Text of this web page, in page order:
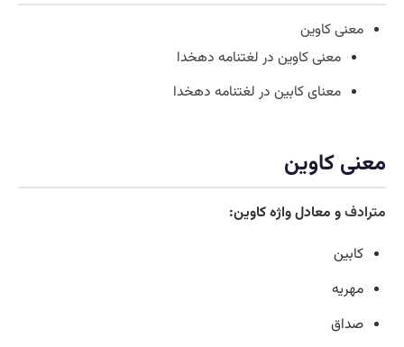
معنی کاوین
معنی کاوین در لغتنامه دهخدا
معنای کابین در لغتنامه دهخدا
معنی کاوین
مترادفو معادل واژه کاوین:
کابین
مهریه
صداق